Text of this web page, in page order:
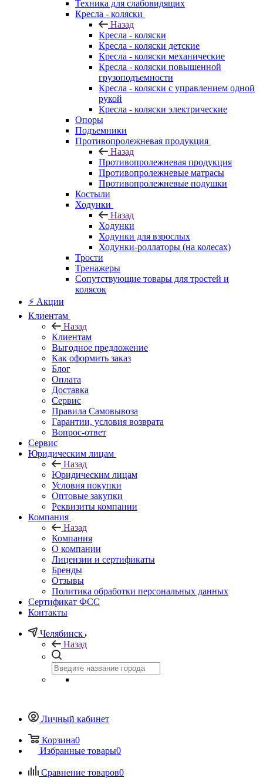
Техника для слабовидящих
Кресла - коляски
Назад
Кресла - коляски
Кресла - коляски детские
Кресла - коляски механические
Кресла - коляски повышенной
грузоподъемности
Кресла - коляски с управлением одной
рукой
Кресла - коляски электрические
Опоры
Подъемники
Противопролежневая продукция
Назад
Противопролежневая продукция
Противопролежневые матрасы
Противопролежневые подушки
Костыли
Ходунки
Назад
Ходунки
Ходунки для взрослых
Ходунки-роллаторы (на колесах)
Трости
Тренажеры
Сопутствующие товары для тростей и
колясок
⚡ Акции
Клиентам
Назад
Клиентам
Выгодное предложение
Как оформить заказ
Блог
Оплата
Доставка
Сервис
Правила Самовывоза
Гарантии, условия возврата
Вопрос-ответ
Сервис
Юридическим лицам
Назад
Юридическим лицам
Условия покупки
Оптовые закупки
Реквизиты компании
Компания
Назад
Компания
О компании
Лицензии и сертификаты
Бренды
Отзывы
Политика обработки персональных данных
Сертификат ФСС
Контакты
Челябинск
Назад
Личный кабинет
Корзина0
Избранные товары0
Сравнение товаров0